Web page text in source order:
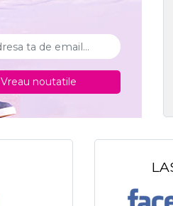
Vreau noutatile